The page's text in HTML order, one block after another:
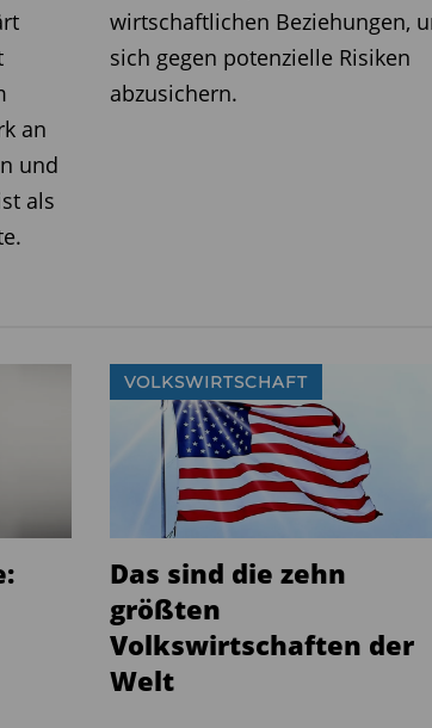
an
und
als
wirtschaftlichen Beziehungen,
sich gegen potenzielle Risiken
abzusichern.
VOLKSWIRTSCHAFT
Das sind die zehn
größten
Volkswirtschaften der
Welt